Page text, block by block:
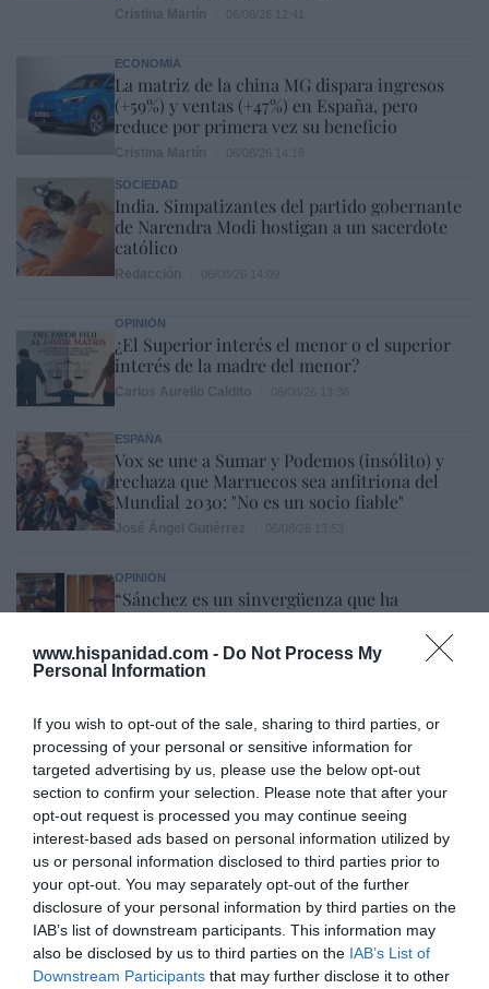
www.hispanidad.com - Do Not Process My
Personal Information
If you wish to opt-out of the sale, sharing to third parties, or
processing of your personal or sensitive information for
targeted advertising by us, please use the below opt-out
section to confirm your selection. Please note that after your
opt-out request is processed you may continue seeing
interest-based ads based on personal information utilized by
us or personal information disclosed to third parties prior to
your opt-out. You may separately opt-out of the further
disclosure of your personal information by third parties on the
IAB’s list of downstream participants. This information may
also be disclosed by us to third parties on the IAB’s List of
Downstream Participants that may further disclose it to other
ECONOMÍA
La matriz de la china MG dispara ingresos
(+59%) y ventas (+47%) en España, pero
reduce por primera vez su beneficio
SOCIEDAD
India. Simpatizantes del partido gobernante
de Narendra Modi hostigan a un sacerdote
católico
OPINIÓN
¿El Superior interés el menor o el superior
interés de la madre del menor?
ESPAÑA
Vox se une a Sumar y Podemos (insólito) y
rechaza que Marruecos sea anfitriona del
Mundial 2030: "No es un socio fiable"
OPINIÓN
“Sánchez es un sinvergüenza que ha
abandonado a su país, porque Ceuta es
connivencia con Marruecos”: acusa una ceutí
SOCIEDAD
Ceuta y Melilla, las dos columnas de Hércules
Eulogio López 06/08/26 07:58
Marcelo Gullo: “El trabajo de desmitificar la
historia, de poner la verdadera, de
desmontar la falsificación, es un trabajo
cristiano"